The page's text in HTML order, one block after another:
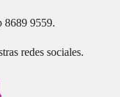
8689 9559.
redes sociales.